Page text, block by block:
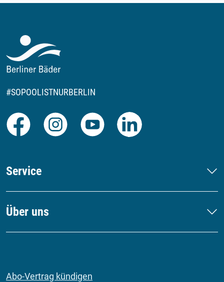
#SOPOOLISTNURBERLIN
Facebook Instagram Youtube
Service
Über uns
Abo-Vertrag kündigen